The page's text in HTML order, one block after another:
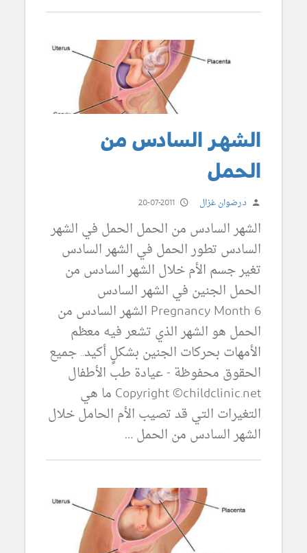
الشهر السادس من
الحمل
د.رضوان غزال 20-07-2011
الشهر السادس من الحمل الحمل في الشهر
السادس تطور الحمل في الشهر السادس
تغير جسم الأم خلال الشهر السادس من
الحمل الجنين في الشهر السادس
Pregnancy Month 6 الشهر السادس من
الحمل هو الشهر الذي تشعر فيه معظم
الأمهات بحركات الجنين بشكلٍ أكيد.. جميع
الحقوق محفوظة - عيادة طب الأطفال
Copyright ©childclinic.net ما هي
التغيرات التي قد تصيب الأم الحامل خلال
الشهر السادس من الحمل …